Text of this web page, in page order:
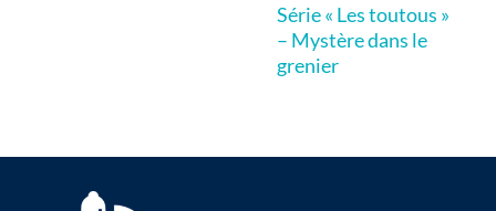
Série « Les toutous »
– Mystère dans le
grenier